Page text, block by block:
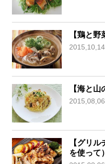
【鶏と
【海と
【グリ
を使って